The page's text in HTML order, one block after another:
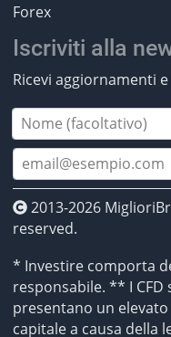
Forex
Iscriviti alla
Ricevi aggiornamenti
2013-2026
reserved.
* Investire comporta
responsabile. ** I
presentano un
capitale a causa della